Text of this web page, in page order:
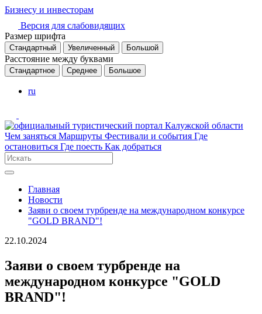
Бизнесу и инвесторам
Версия для слабовидящих
Размер шрифта
Стандартный Увеличенный Большой
Расстояние между буквами
Стандартное Среднее Большое
ru
Чем заняться Маршруты Фестивали и события Где
остановиться Где поесть Как добраться
Главная
Новости
Заяви о своем турбренде на международном конкурсе
"GOLD BRAND"!
22.10.2024
Заяви о своем турбренде на
международном конкурсе "GOLD
BRAND"!